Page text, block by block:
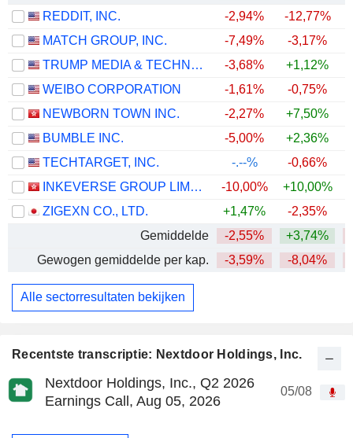
Recentste transcriptie: Nextdoor Holdings, Inc.
Nextdoor Holdings, Inc., Q2 2026
Earnings Call, Aug 05, 2026
05/08
REDDIT, INC.
-2,94% -12,77%
MATCH GROUP, INC.
-7,49% -3,17%
TRUMP MEDIA & TECHNOLOGY GROUP CORP.
-3,68% +1,12%
WEIBO CORPORATION
-1,61% -0,75%
NEWBORN TOWN INC.
-2,27% +7,50%
BUMBLE INC.
-5,00% +2,36%
TECHTARGET, INC.
-.--% -0,66%
INKEVERSE GROUP LIMITED
-10,00% +10,00%
ZIGEXN CO., LTD.
+1,47% -2,35%
Gemiddelde
-2,55% +3,74%
Gewogen gemiddelde per kap.
-3,59% -8,04%
Alle sectorresultaten bekijken